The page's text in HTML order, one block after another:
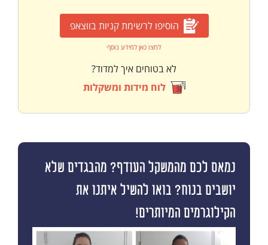
הוסיפו לרשימת קניות בווצאפ
לחצו כאן למידע נוסף
לא בטוחים איך למדוד?
לוח מידות ומשקלות
נמאס לכם מהמשקל העודף? מהבגדים שלא
יושבים בנוח? בואו להשיל איתנו את
הקילוגרמים המיותרים!